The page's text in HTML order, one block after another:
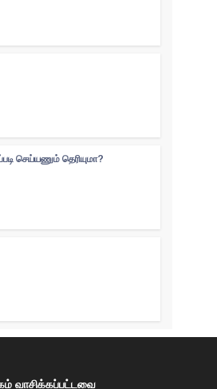
செய்யணும் தெரியுமா?
வாசிக்கப்பட்டவை